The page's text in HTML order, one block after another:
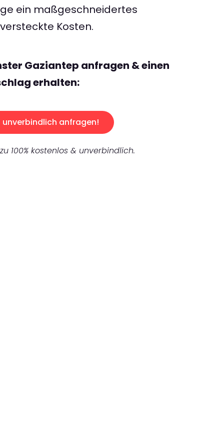
ein maßgeschneidertes
Kosten.
Gaziantep anfragen & einen
erhalten:
unverbindlich anfragen!
100% kostenlos & unverbindlich.